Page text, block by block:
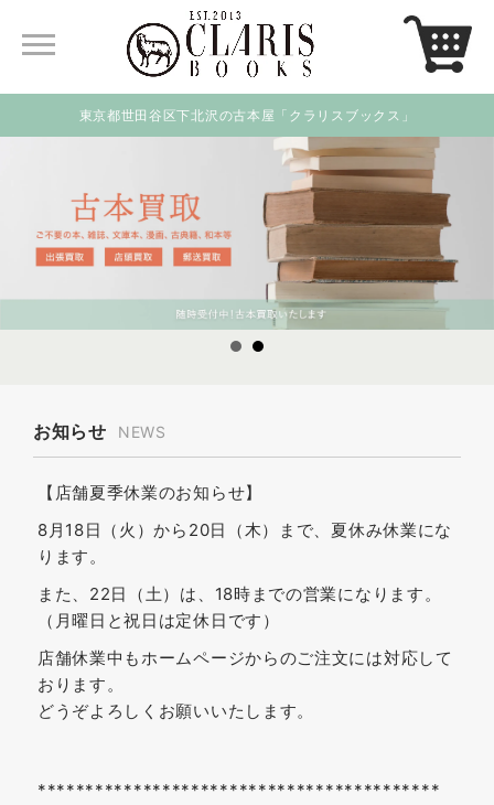
東京都世田谷区下北沢の古本屋「クラリスブックス」
お知らせ NEWS
【店舗夏季休業のお知らせ】
8月18日（火）から20日（木）まで、夏休み休業にな
ります。
また、22日（土）は、18時までの営業になります。
（月曜日と祝日は定休日です）
店舗休業中もホームページからのご注文には対応して
おります。
どうぞよろしくお願いいたします。
******************************************